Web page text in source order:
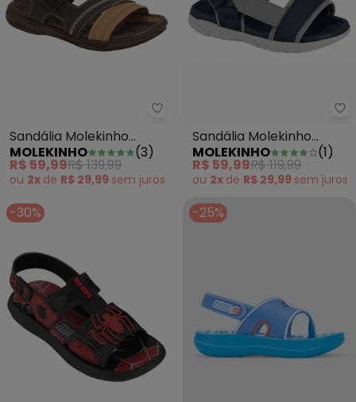
Sandália Molekinho (Café)
Sandália Molekinho
(Café) com Velcro
MOLEKINHO (3)
R$ 59,99R$ 139,99
ou 2x de R$ 29,99 sem juros
Sandália Molekinho
(Grafite)
MOLEKINHO (1)
R$ 59,99R$ 119,99
ou 2x de R$ 29,99 sem juros
-30% -25%